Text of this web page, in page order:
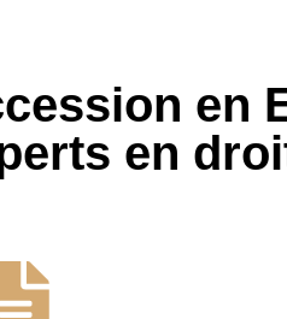
en
en